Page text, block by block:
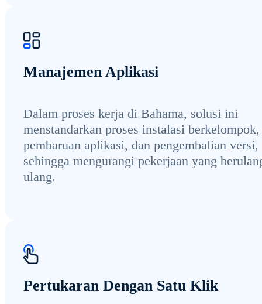
Manajemen Aplikasi
Dalam proses kerja di Bahama, solusi ini
menstandarkan proses instalasi berkelompok,
pembaruan aplikasi, dan pengembalian versi,
sehingga mengurangi pekerjaan yang
ulang.
Pertukaran Dengan Satu Klik